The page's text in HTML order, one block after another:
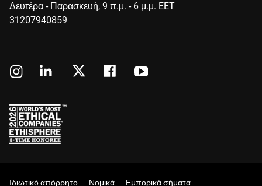
Δευτέρα - Παρασκευή, 9 π.μ. - 6 μ.μ. EET
31207940859
Ιδιωτικό απόρρητο Νομικά Εμπορικά σήματα